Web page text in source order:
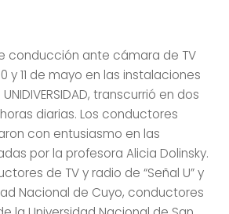
conducción ante cámara de TV
y 11 de mayo en las instalaciones
transcurrió en dos
diarias. Los conductores
con entusiasmo en las
por la profesora Alicia Dolinsky.
de TV y radio de “Señal U” y
Nacional de Cuyo, conductores